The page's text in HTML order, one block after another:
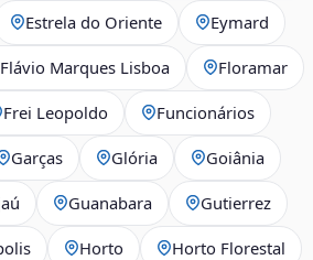
Estrela do Oriente Eymard
Flávio Marques Lisboa Floramar
Frei Leopoldo Funcionários
Garças Glória Goiânia
Guanabara Gutierrez
Horto Horto Florestal